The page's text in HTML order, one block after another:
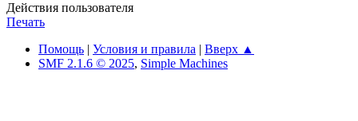
Действия пользователя
Печать
Помощь
Условия и правила
Вверх ▲
SMF 2.1.6 © 2025, Simple Machines